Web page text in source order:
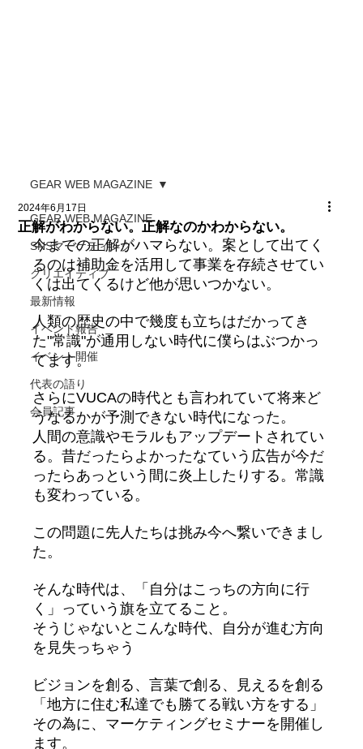
GEAR WEB MAGAZINE
SNSマーケティング
クリエイティブ
最新情報
イベント報告
イベント開催
代表の語り
会員記事
GEAR WEB MAGAZINE
正解がわからない。正解なのかわからない。
2024年6月17日
今までの正解がハマらない。案として出てく
るのは補助金を活用して事業を存続させてい
くは出てくるけど他が思いつかない。
人類の歴史の中で幾度も立ちはだかってき
た"常識"が通用しない時代に僕らはぶつかっ
てます。
さらにVUCAの時代とも言われていて将来ど
うなるかが予測できない時代になった。
人間の意識やモラルもアップデートされてい
る。昔だったらよかったなていう広告が今だ
ったらあっという間に炎上したりする。常識
も変わっている。
この問題に先人たちは挑み今へ繋いできまし
た。
そんな時代は、「自分はこっちの方向に行
く」っていう旗を立てること。
そうじゃないとこんな時代、自分が進む方向
を見失っちゃう
ビジョンを創る、言葉で創る、見えるを創る
「地方に住む私達でも勝てる戦い方をする」
その為に、マーケティングセミナーを開催し
ます。